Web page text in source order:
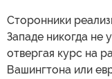
Сторонники
Западе никогда не
отвергая курс на
Вашингтона или